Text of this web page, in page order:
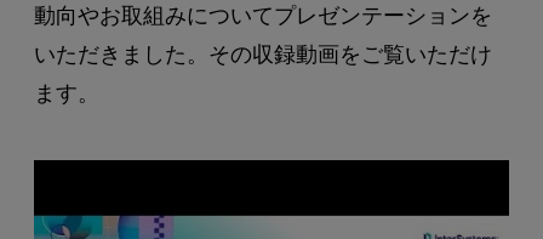
動向やお取組みについてプレゼンテーションを
いただきました。その収録動画をご覧いただけ
ます。